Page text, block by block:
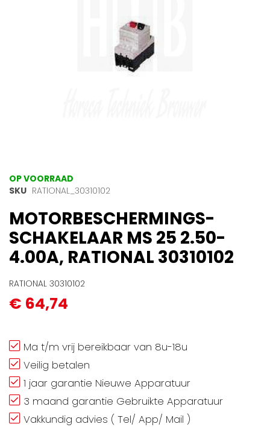
Ga
naar
begin
van
de
afbeeldingen-
gallerij
OP VOORRAAD
SKU RATIONAL_30310102
MOTORBESCHERMINGS-
SCHAKELAAR MS 25 2.50-
4.00A, RATIONAL 30310102
RATIONAL 30310102
€ 64,74
Ma t/m vrij bereikbaar van 8u-18u
Veilig betalen
1 jaar garantie Nieuwe Apparatuur
3 maand garantie Gebruikte Apparatuur
Vakkundig advies ( Tel/ App/ Mail )